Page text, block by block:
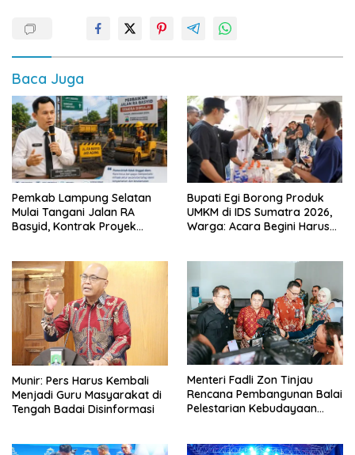
Baca Juga
Pemkab Lampung Selatan
Mulai Tangani Jalan RA
Basyid, Kontrak Proyek
Bupati Egi Borong Produk
UMKM di IDS Sumatra 2026,
Warga: Acara Begini Harus
Munir: Pers Harus Kembali
Menjadi Guru Masyarakat di
Tengah Badai Disinformasi
Menteri Fadli Zon Tinjau
Rencana Pembangunan Balai
Pelestarian Kebudayaan